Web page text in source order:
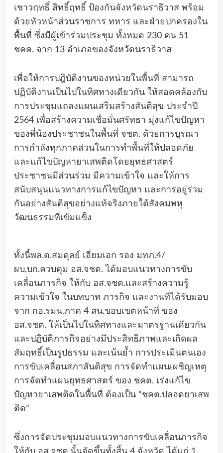
เชาวฤทธิ์ สิทธิ์ฤทธิ์ ป้องกันจังหวัดนราธิวาส พร้อม
ด้วยหัวหน้าส่วนราชการ ทหาร และฝ่ายปกครองใน
พื้นที่ ซึ่งมีผู้เข้าร่วมประชุม ทั้งหมด 230 คน 51
ชคค. จาก 13 อำเภอของจังหวัดนราธิวาส
เพื่อให้การปฎิบัติงานของหน่วยในพื้นที่ สามารถ
ปฏิบัติงานเป็นไปในทิศทางเดียวกัน ให้สอดคล้องกับ
การประชุมแถลงแผนเสริมสร้างสันติสุข ประจำปี
2564 เพื่อสร้างความเชื่อมั่นศรัทธา มุ่งแก้ไขปัญหา
ของพี่น้องประชาชนในพื้นที่ จชต. ด้วยการบูรณา
การกำลังทุกภาคส่วนในการทำพื้นที่ให้ปลอดภัย
และแก้ไขปัญหายาเสพติดโดยยุทธศาสตร์
ประชาชนมีส่วนร่วม มีความเข้าใจ และให้การ
สนับสนุนแนวทางการแก้ไขปัญหา และการอยู่ร่วม
กันอย่างสันติสุขอย่างแท้จริงภายใต้สังคมพหุ
วัฒนธรรมที่เข้มแข็ง
ทั้งนี้พล.ต.สมดุลย์ เอี่ยมเอก รอง มทภ.4/
ผบ.บก.ควบคุม อส.จชต. ได้มอบแนวทางการขับ
เคลื่อนภารกิจ ให้กับ อส.จชต.และสร้างความรู้
ความเข้าใจ ในบทบาท ภารกิจ และงานที่ได้รับมอบ
จาก กอ.รมน.ภาค 4 สน.ขอบเขตหน้าที่ ของ
อส.จชต. ให้เป็นไปในทิศทางและมาตรฐานเดียวกัน
และปฏิบัติภารกิจอย่างมีประสิทธิภาพและเกิดผล
สัมฤทธิ์เป็นรูปธรรม และเน้นย้ำ การประเมินตนเอง
การขับเคลื่อนสภาสันติสุข การจัดทำแผนเผชิญเหตุ
การจัดทำแผนยุทธศาสตร์ ของ ชคต. เร่งแก้ไข
ปัญหายาเสพติดในพื้นที่ ต้องเป็น “ชคต.ปลอดยาเสพ
ติด”
ซึ่งการจัดประชุมมอบแนวทางการขับเคลื่อนภารกิจ